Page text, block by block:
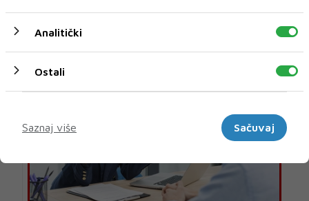
Posao
Analitički
Ostali
Saznaj više
Sačuvaj